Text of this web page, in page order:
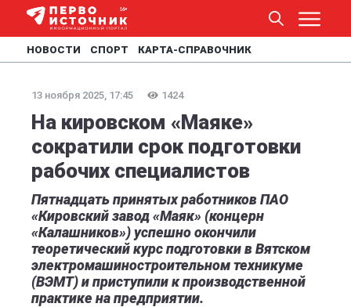
НОВОСТИ СПОРТ КАРТА-СПРАВОЧНИК
13 ноября 2025, 17:45 1424
На кировском «Маяке»
сократили срок подготовки
рабочих специалистов
Пятнадцать принятых работников ПАО
«Кировский завод «Маяк» (концерн
«Калашников») успешно окончили
теоретический курс подготовки в Вятском
электромашиностроительном техникуме
(ВЭМТ) и приступили к производственной
практике на предприятии.